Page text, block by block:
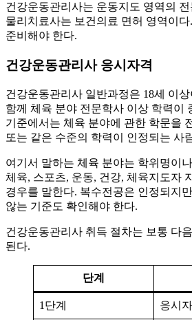
건강운동관리사는 운동지도 영역의
물리치료사는 보건의료 면허 영역이
준비해야 한다.
건강운동관리사 응시자격
건강운동관리사 일반과정은 18세 이
함께 체육 분야 전문학사 이상 학력이
기준에서는 체육 분야에 관한 학문을
또는 같은 수준의 학력이 인정되는 사
여기서 말하는 체육 분야는 학위명이
체육, 스포츠, 운동, 건강, 체육지도자
경우를 말한다. 복수전공은 인정되지
않는 기준도 확인해야 한다.
건강운동관리사 취득 절차는 보통 다
된다.
단계
1단계 응시